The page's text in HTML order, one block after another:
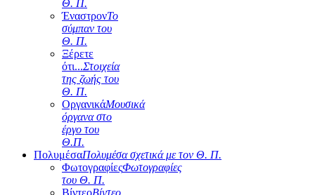
Θ. Π.
ΈναστρονΤο
σύμπαν του
Θ. Π.
Ξέρετε
ότι...Στοιχεία
της ζωής του
Θ. Π.
ΟργανικάΜουσικά
όργανα στο
έργο του
Θ.Π.
ΠολυμέσαΠολυμέσα σχετικά με τον Θ. Π.
ΦωτογραφίεςΦωτογραφίες
του Θ. Π.